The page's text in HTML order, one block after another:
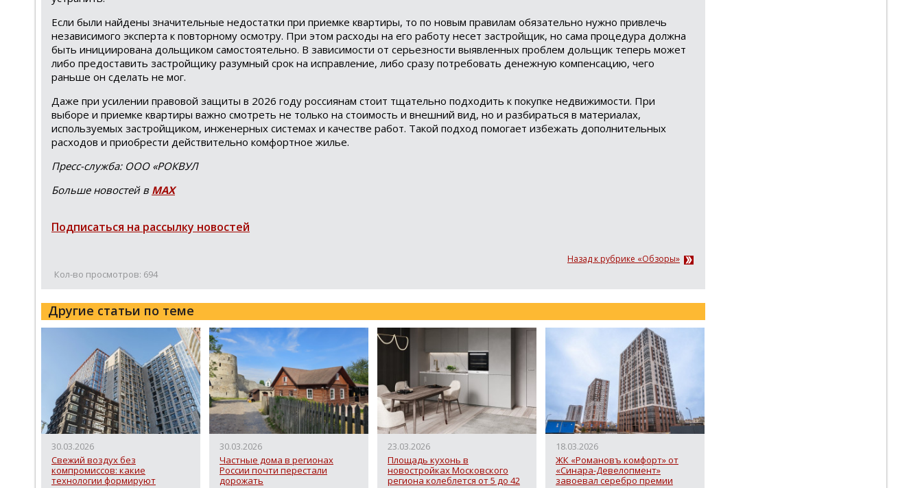
Если были найдены значительные недостатки при приемке квартиры, то по новым правилам обязательно нужно привлечь
независимого эксперта к повторному осмотру. При этом расходы на его работу несет застройщик, но сама процедура должна
быть инициирована дольщиком самостоятельно. В зависимости от серьезности выявленных проблем дольщик теперь может
либо предоставить застройщику разумный срок на исправление, либо сразу потребовать денежную компенсацию, чего
раньше он сделать не мог.
Даже при усилении правовой защиты в 2026 году россиянам стоит тщательно подходить к покупке недвижимости. При
выборе и приемке квартиры важно смотреть не только на стоимость и внешний вид, но и разбираться в материалах,
используемых застройщиком, инженерных системах и качестве работ. Такой подход помогает избежать дополнительных
расходов и приобрести действительно комфортное жилье.
Пресс-служба: ООО «РОКВУЛ
Больше новостей в МАХ
Подписаться на рассылку новостей
Назад к рубрике «Обзоры»
Кол-во просмотров: 694
Другие статьи по теме
30.03.2026
Свежий воздух без
компромиссов: какие
технологии формируют
30.03.2026
Частные дома в регионах
России почти перестали
дорожать
23.03.2026
Площадь кухонь в
новостройках Московского
региона колеблется от 5 до 42
18.03.2026
ЖК «Романовъ комфорт» от
«Синара-Девелопмент»
завоевал серебро премии